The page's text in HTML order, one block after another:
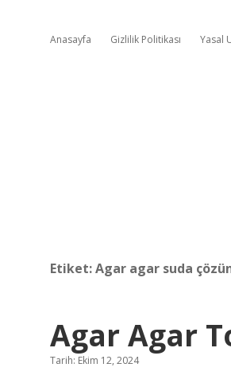
Anasayfa Gizlilik Politikası Yasal
Etiket:Agar agar suda
Agar Agar
Tarih: Ekim 12, 2024